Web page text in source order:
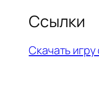
Ссылки
Скачать игру